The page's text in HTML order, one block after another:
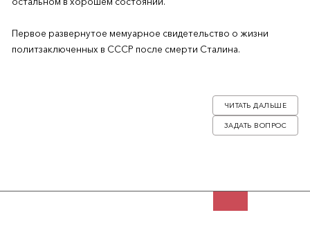
Первое развернутое мемуарное свидетельство о жизни
политзаключенных в СССР после смерти Сталина.
Марченко (1938-1986) пишет об устройстве советских
политических лагерей и тюрем 1960-х годов, лагерном быте,
вспоминает о своем пребывании в Карлаге, знакомстве с
приводятся документы по «делу Марченко».
ЗАДАТЬ ВОПРОС
ЧИТАТЬ ДАЛЬШЕ